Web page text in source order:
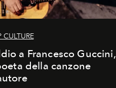
CULTURE
a Francesco Guccini,
della canzone